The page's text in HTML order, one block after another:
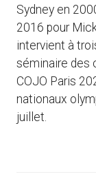
Sydney en
2016 pour
intervient à
séminaire des
COJO Paris
nationaux
juillet.